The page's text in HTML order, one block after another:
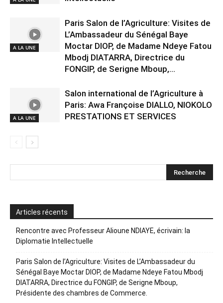
A LA UNE
Paris Salon de l’Agriculture: Visites de
L’Ambassadeur du Sénégal Baye
Moctar DIOP, de Madame Ndeye Fatou
Mbodj DIATARRA, Directrice du
FONGIP, de Serigne Mboup,...
A LA UNE
Salon international de l’Agriculture à
Paris: Awa Françoise DIALLO, NIOKOLO
PRESTATIONS ET SERVICES
Articles récents
Rencontre avec Professeur Alioune NDIAYE, écrivain: la
Diplomatie Intellectuelle
Paris Salon de l’Agriculture: Visites de L’Ambassadeur du
Sénégal Baye Moctar DIOP, de Madame Ndeye Fatou Mbodj
DIATARRA, Directrice du FONGIP, de Serigne Mboup,
Présidente des chambres de Commerce.